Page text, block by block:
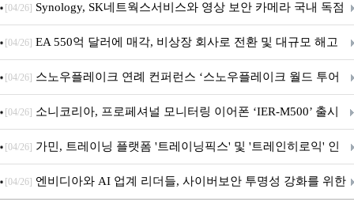
[04/26] Synology, SK네트웍스서비스와 영상 보안 카메라 국내 독점
판매 파트너십 체결
[04/26] EA 550억 달러에 매각, 비상장 회사로 전환 및 대규모 해고
전망
[04/26] 스노우플레이크 연례 컨퍼런스 ‘스노우플레이크 월드 투어
서울’ 개최
[04/26] 소니코리아, 프로페셔널 모니터링 이어폰 ‘IER-M500’ 출시
[04/26] 가민, 트레이닝 플랫폼 '트레이닝픽스' 및 '트레인히로익' 인
수로 선수와 코치에 맞춤형 훈련 지원 확대
[04/26] 엔비디아와 AI 업계 리더들, 사이버보안 투명성 강화를 위한